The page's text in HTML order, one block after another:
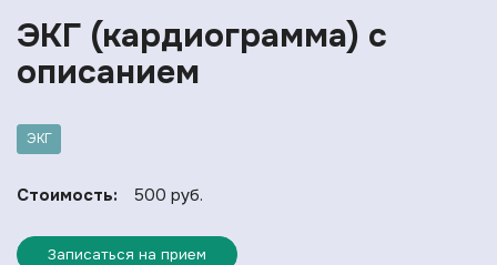
ЭКГ (кардиограмма) с
описанием
ЭКГ
Стоимость: 500 руб.
Записаться на прием